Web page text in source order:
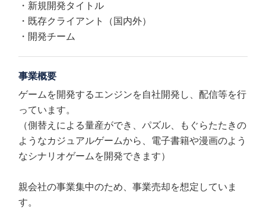
・新規開発タイトル
・既存クライアント（国内外）
・開発チーム
事業概要
ゲームを開発するエンジンを自社開発し、配信等を行
っています。
（側替えによる量産ができ、パズル、もぐらたたきの
ようなカジュアルゲームから、電子書籍や漫画のよう
なシナリオゲームを開発できます）
親会社の事業集中のため、事業売却を想定していま
す。